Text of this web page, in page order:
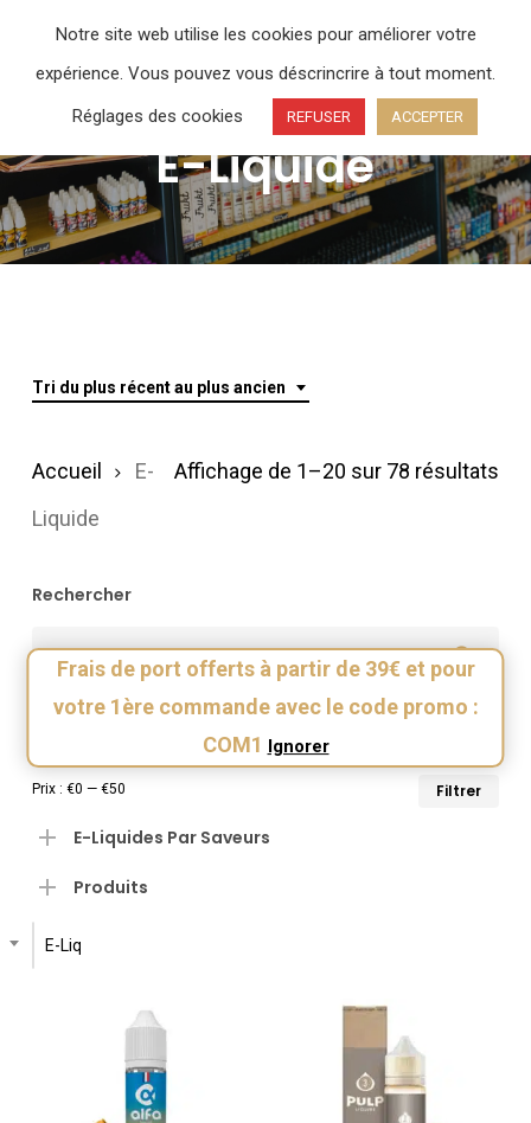
Frais de port offerts à partir de 39€ et pour
votre 1ère commande avec le code promo :
COM1 Ignorer
Menu
E-Liquide
Tri du plus récent au plus ancien
Affichage de 1–20 sur 78 résultats
au
Accueil
E-
Liquide
Rechercher
Filtrer Par Prix
Filtrer
Prix : €0 — €50
E-Liquides Par Saveurs
Produits
E-Liquide
Close
Notre site web utilise les cookies pour améliorer votre
expérience. Vous pouvez vous déscrincrire à tout moment.
Réglages des cookies
REFUSER ACCEPTER